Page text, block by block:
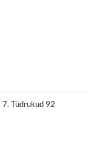
7. Tüdrukud 92